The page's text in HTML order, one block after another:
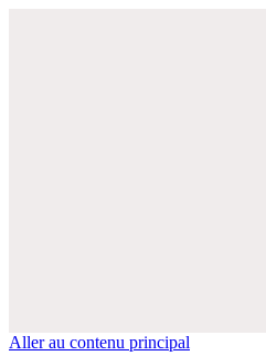
Aller au contenu principal